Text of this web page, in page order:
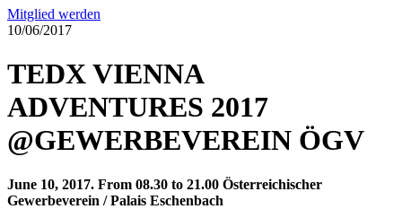
Mitglied werden
10/06/2017
TEDX VIENNA
ADVENTURES 2017
@GEWERBEVEREIN ÖGV
June 10, 2017. From 08.30 to 21.00 Österreichischer
Gewerbeverein / Palais Eschenbach